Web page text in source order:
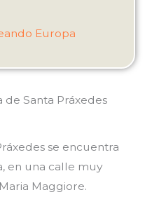
Europa
de Santa Práxedes
se encuentra
en una calle muy
Maggiore.